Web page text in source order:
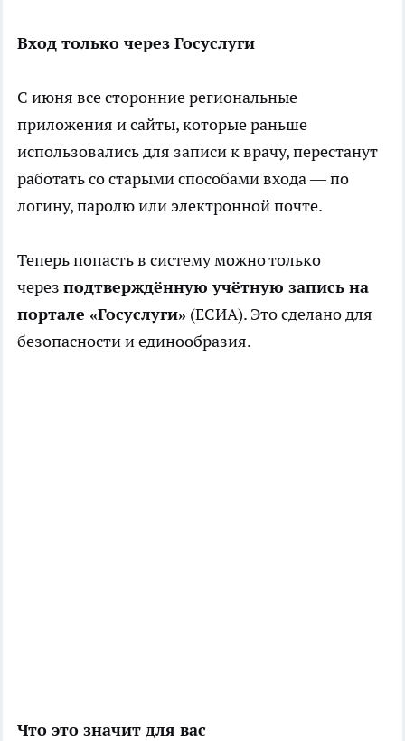
Вход только через Госуслуги
С июня все сторонние региональные
приложения и сайты, которые раньше
использовались для записи к врачу, перестанут
работать со старыми способами входа — по
логину, паролю или электронной почте.
Теперь попасть в систему можно только
через подтверждённую учётную запись на
портале «Госуслуги» (ЕСИА). Это сделано для
безопасности и единообразия.
Что это значит для вас